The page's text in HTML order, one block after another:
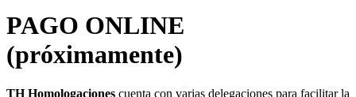
PAGO ONLINE
(próximamente)
TH Homologaciones cuenta con varias delegaciones para facilitar la